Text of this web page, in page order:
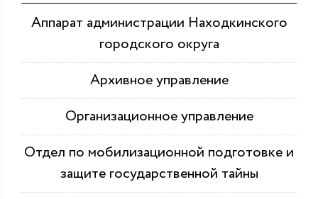
Аппарат администрации Находкинского
городского округа
Архивное управление
Организационное управление
Отдел по мобилизационной подготовке и
защите государственной тайны